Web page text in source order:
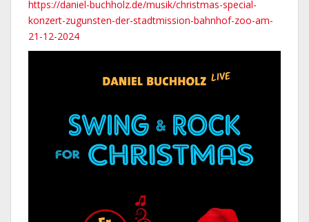
https://daniel-buchholz.de/musik/christmas-special-
konzert-zugunsten-der-stadtmission-bahnhof-zoo-am-
21-12-2024